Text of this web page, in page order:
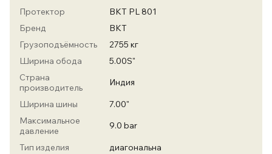
Протектор
BKT PL 801
Бренд
ВКТ
Грузоподъёмность
2755 кг
Ширина обода
5.00S"
Страна
производитель
Индия
Ширина шины
7.00"
Максимальное
давление
9.0 bar
Тип изделия
диагональна